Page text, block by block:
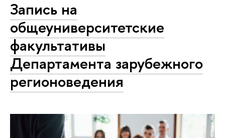
Запись на
общеуниверситетские
факультативы
Департамента зарубежного
регионоведения